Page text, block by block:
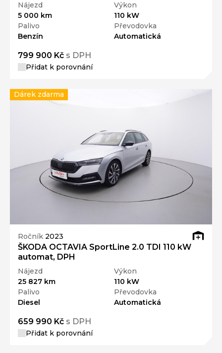
Nájezd
5 000 km
Výkon
110 kW
Palivo
Benzín
Převodovka
Automatická
799 900 Kč s DPH
Přidat k porovnání
Ročník 2023
ŠKODA OCTAVIA SportLine 2.0 TDI 110 kW
automat, DPH
Nájezd
25 827 km
Výkon
110 kW
Palivo
Diesel
Převodovka
Automatická
659 990 Kč s DPH
Přidat k porovnání
Dárek zdarma